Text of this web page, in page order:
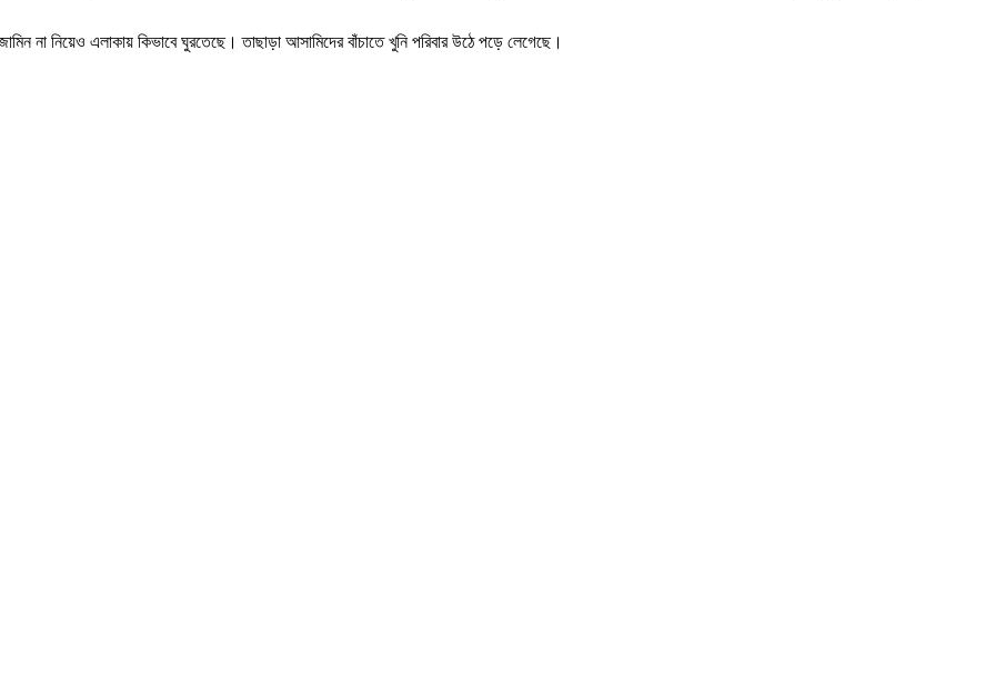
না নিয়েও এলাকায় কিভাবে ঘুরতেছে। তাছাড়া আসামিদের বাঁচাতে খুনি পরিবার উঠে পড়ে লেগেছে।